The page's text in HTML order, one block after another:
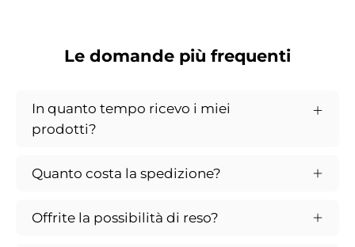
Le domande più frequenti
In quanto tempo ricevo i miei
prodotti?
Quanto costa la spedizione?
Offrite la possibilità di reso?